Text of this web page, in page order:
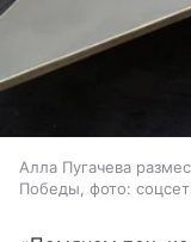
Алла Пугачева
Победы, фото: